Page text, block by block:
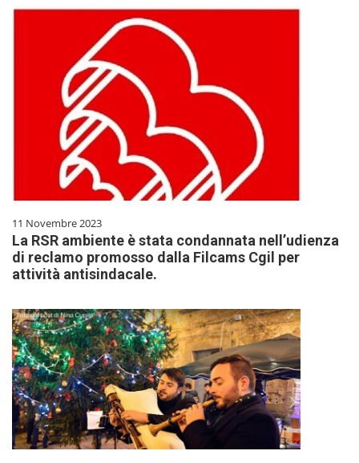
11 Novembre 2023
La RSR ambiente è stata condannata nell’udienza
di reclamo promosso dalla Filcams Cgil per
attività antisindacale.